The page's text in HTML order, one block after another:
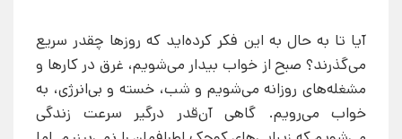
آیا تا به حال به این فکر کرده‌اید که روزها چقدر سریع
می‌گذرند؟ صبح از خواب بیدار می‌شویم، غرق در کارها و
مشغله‌های روزانه می‌شویم و شب، خسته و بی‌انرژی، به
خواب می‌رویم. گاهی آن‌قدر درگیر سرعت زندگی